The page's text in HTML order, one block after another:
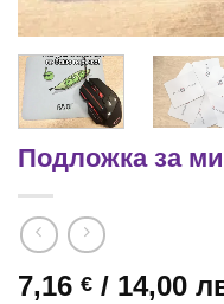
Подложка за
7,16 € / 14,00